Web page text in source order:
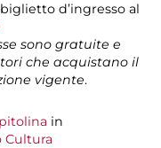
d’ingresso al
sono gratuite e
che acquistano il
vigente.
in
Cultura